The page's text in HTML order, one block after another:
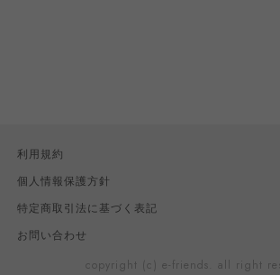
利用規約
個人情報保護方針
特定商取引法に基づく表記
お問い合わせ
copyright (c) e-friends. all right